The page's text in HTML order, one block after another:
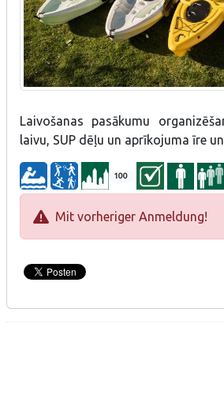
Laivošanas pasākumu
laivu, SUP dēļu un aprīkojuma īre
100
Mit vorheriger Anmeldung!